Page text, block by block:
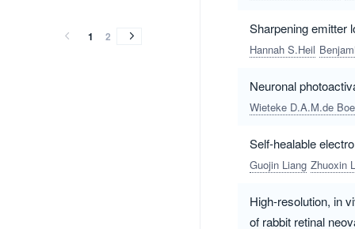
1 2 Sharpening emitter
Hannah S.Heil
Neuronal
Wieteke D.A.M.de
Self-healable
Guojin Liang Zhuoxin
High-resolution, in
of rabbit retinal